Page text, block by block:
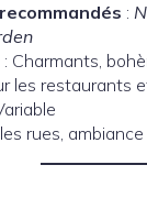
:
: Charmants,
les restaurants
rues,